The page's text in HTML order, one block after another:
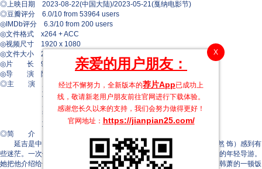
X
亲爱的用户朋友：
经过不懈努力，全新版本的荐片App已成功上
线，敬请新老用户朋友前往官网进行下载体验。
感谢您长久以来的支持，我们会努力做得更好！
官网地址： https://jianpian25.com/
◎上映日期 2023-08-22(中国大陆)/2023-05-21(戛纳电影节)
◎豆瓣评分 6.0/10 from 53964 users
◎IMDb评分 6.3/10 from 200 users
◎文件格式 x264 + ACC
◎视频尺寸 1920 x 1080
◎文件大小 2233 MB
◎片 长 97 Mins
◎导 演 陈哲艺
◎主 演 周冬雨
刘昊然
屈楚萧
魏如光
刘白沙
◎简 介
延吉是中国北方边境的一个小镇，从上海来参加婚礼的浩丰（刘昊然 饰）感到有
些迷茫。一次偶然的机会，他遇到了娜娜（周冬雨 饰），一个让他着迷的年轻导游。
她把他介绍给一个厨师朋友韩萧（屈楚萧 饰），他们三个人很快就因为韩萧的一顿饭